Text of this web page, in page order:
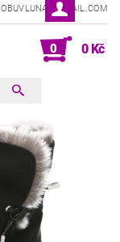
OBUVLUNA@GMAIL.COM
0 0 Kč